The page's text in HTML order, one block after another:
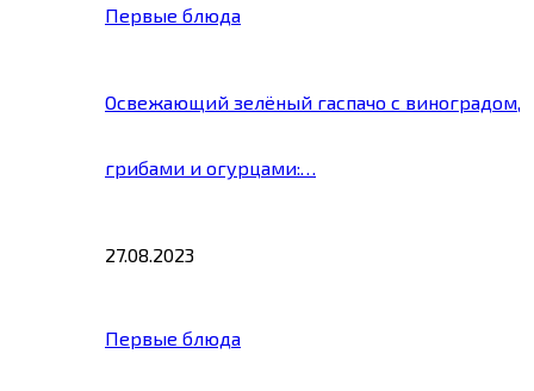
Первые блюда
Освежающий зелёный гаспачо с виноградом,
грибами и огурцами:…
27.08.2023
Первые блюда